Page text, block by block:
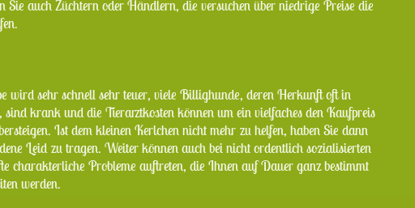
auch Züchtern oder Händlern, die versuchen über niedrige Preise die
wird sehr schnell sehr teuer, viele Billighunde, deren Herkunft oft in
krank und die Tierarztkosten können um ein vielfaches den Kaufpreis
Ist dem kleinen Kerlchen nicht mehr zu helfen, haben Sie dann
Leid zu tragen. Weiter können auch bei nicht ordentlich sozialisierten
charakterliche Probleme auftreten, die Ihnen auf Dauer ganz bestimmt
werden.